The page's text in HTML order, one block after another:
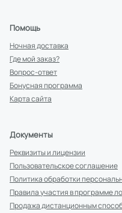
Помощь
Ночная доставка
Где мой заказ?
Вопрос-ответ
Бонусная программа
Карта сайта
Документы
Реквизиты и лицензии
Пользовательское соглашение
Политика обработки
Правила участия в программе
Продажа дистанционным